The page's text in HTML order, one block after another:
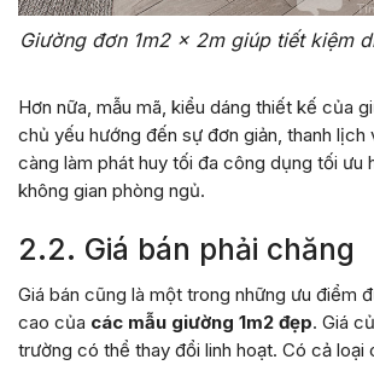
Giường đơn 1m2 x 2m giúp tiết kiệm
Hơn nữa, mẫu mã, kiểu dáng thiết kế của
chủ yếu hướng đến sự đơn giản, thanh lịch
càng làm phát huy tối đa công dụng tối ưu
không gian phòng ngủ.
2.2. Giá bán phải chăng
Giá bán cũng là một trong những ưu điểm
cao của các mẫu giường 1m2 đẹp. Giá
trường có thể thay đổi linh hoạt. Có cả loại